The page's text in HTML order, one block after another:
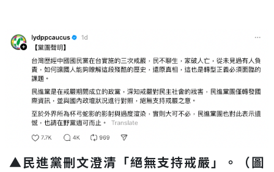
▲民進黨刪文澄清「絕無支持戒嚴」。（圖